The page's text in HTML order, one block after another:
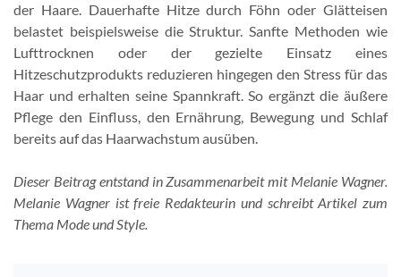
der Haare. Dauerhafte Hitze durch Föhn oder Glätteisen
belastet beispielsweise die Struktur. Sanfte Methoden wie
Lufttrocknen oder der gezielte Einsatz eines
Hitzeschutzprodukts reduzieren hingegen den Stress für das
Haar und erhalten seine Spannkraft. So ergänzt die äußere
Pflege den Einfluss, den Ernährung, Bewegung und Schlaf
bereits auf das Haarwachstum ausüben.
Dieser Beitrag entstand in Zusammenarbeit mit Melanie Wagner.
Melanie Wagner ist freie Redakteurin und schreibt Artikel zum
Thema Mode und Style.